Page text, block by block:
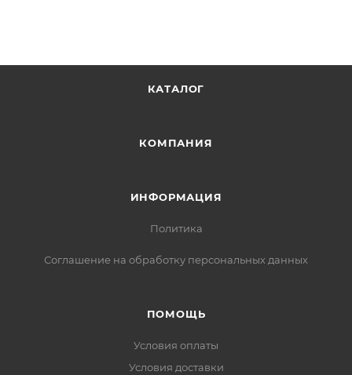
КАТАЛОГ
КОМПАНИЯ
ИНФОРМАЦИЯ
Политика
Соглашение на обработку персональных данных
ПОМОЩЬ
Условия оплаты
Условия доставки